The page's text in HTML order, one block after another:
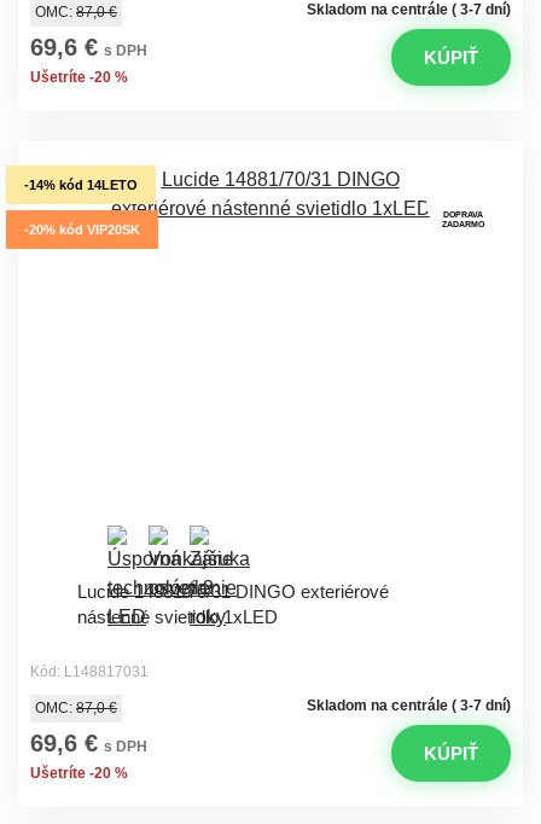
Skladom na centrále ( 3-7 dní)
OMC: 87,0 €
69,6 € s DPH
Ušetríte -20 %
KÚPIŤ
-14% kód 14LETO
-20% kód VIP20SK
DOPRAVA
ZADARMO
Lucide 14881/70/31 DINGO exteriérové ​​
nástenné svietidlo 1xLED
Kód: L148817031
Skladom na centrále ( 3-7 dní)
OMC: 87,0 €
69,6 € s DPH
Ušetríte -20 %
KÚPIŤ